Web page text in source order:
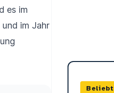
es im
und im Jahr
Beliebt